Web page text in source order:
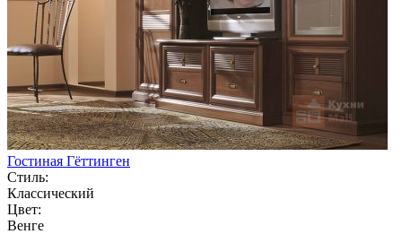
Гостиная Гёттинген
Стиль:
Классический
Цвет:
Венге